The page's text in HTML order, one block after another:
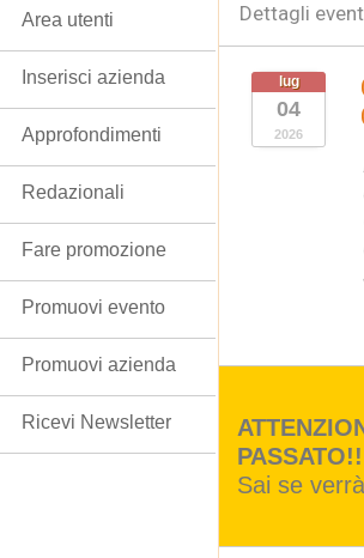
Dettagli
lug
04
2026
PASSATO!!
Sai se
Area utenti
Inserisci azienda
Approfondimenti
Redazionali
Fare promozione
Promuovi evento
Promuovi azienda
Ricevi Newsletter